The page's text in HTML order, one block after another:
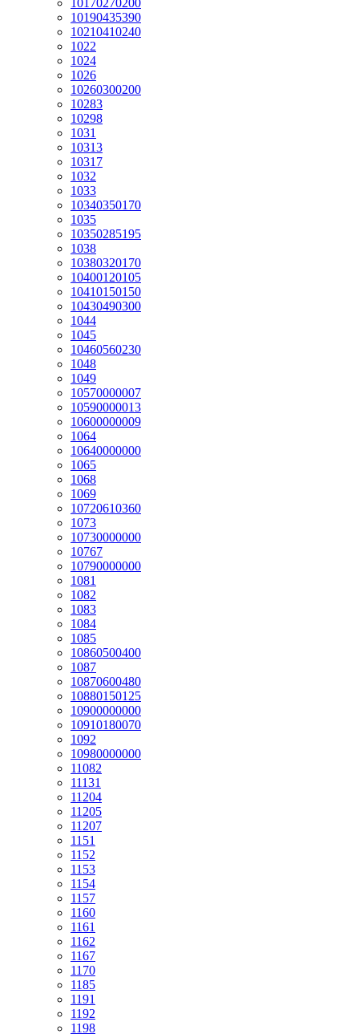
10190435390
10210410240
1022
1024
1026
10260300200
10283
10298
1031
10313
10317
1032
1033
10340350170
1035
10350285195
1038
10380320170
10400120105
10410150150
10430490300
1044
1045
10460560230
1048
1049
10570000007
10590000013
10600000009
1064
10640000000
1065
1068
1069
10720610360
1073
10730000000
10767
10790000000
1081
1082
1083
1084
1085
10860500400
1087
10870600480
10880150125
10900000000
10910180070
1092
10980000000
11082
11131
11204
11205
11207
1151
1152
1153
1154
1157
1160
1161
1162
1167
1170
1185
1191
1192
1198